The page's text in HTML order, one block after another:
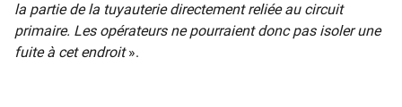
la partie de la tuyauterie directement reliée au circuit
primaire. Les opérateurs ne pourraient donc pas isoler une
fuite à cet endroit».